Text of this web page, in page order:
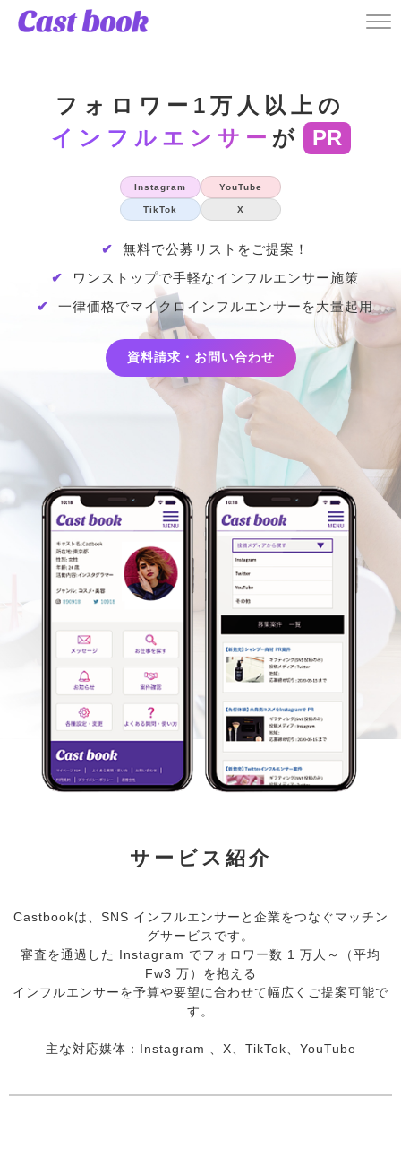
フォロワー1万人以上の
インフルエンサー が PR
Instagram YouTube
TikTok X
✔
無料で公募リストをご提案！
✔
ワンストップで手軽なインフルエンサー施策
✔
一律価格でマイクロインフルエンサーを大量起用
資料請求・お問い合わせ
サービス紹介
Castbookは、SNS インフルエンサーと企業をつなぐマッチン
グサービスです。
審査を通過した Instagram でフォロワー数 1 万人～（平均
Fw3 万）を抱える
インフルエンサーを予算や要望に合わせて幅広くご提案可能で
す。
主な対応媒体：Instagram 、X、TikTok、YouTube